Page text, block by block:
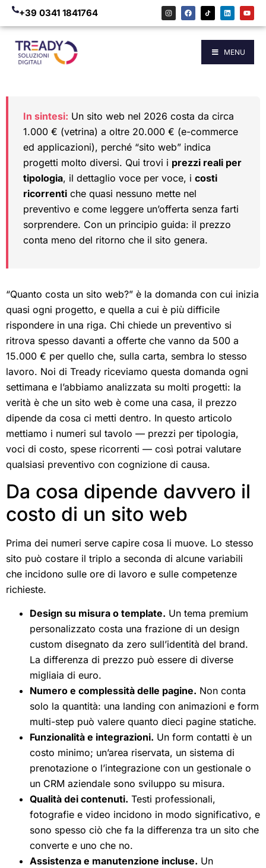
+39 0341 1841764
MENU
In sintesi: Un sito web nel 2026 costa da circa
1.000 € (vetrina) a oltre 20.000 € (e-commerce
ed applicazioni), perché “sito web” indica
progetti molto diversi. Qui trovi i prezzi reali per
tipologia, il dettaglio voce per voce, i costi
ricorrenti che quasi nessuno mette nel
preventivo e come leggere un’offerta senza farti
sorprendere. Con un principio guida: il prezzo
conta meno del ritorno che il sito genera.
“Quanto costa un sito web?” è la domanda con cui inizia
quasi ogni progetto, e quella a cui è più difficile
rispondere in una riga. Chi chiede un preventivo si
ritrova spesso davanti a offerte che vanno da 500 a
15.000 € per quello che, sulla carta, sembra lo stesso
lavoro. Noi di Tready riceviamo questa domanda ogni
settimana e l’abbiamo analizzata su molti progetti: la
verità è che un sito web è come una casa, il prezzo
dipende da cosa ci metti dentro. In questo articolo
mettiamo i numeri sul tavolo — prezzi per tipologia,
voci di costo, spese ricorrenti — così potrai valutare
qualsiasi preventivo con cognizione di causa.
Da cosa dipende davvero il
costo di un sito web
Prima dei numeri serve capire cosa li muove. Lo stesso
sito può costare il triplo a seconda di alcune variabili
che incidono sulle ore di lavoro e sulle competenze
richieste.
Design su misura o template. Un tema premium
personalizzato costa una frazione di un design
custom disegnato da zero sull’identità del brand.
La differenza di prezzo può essere di diverse
migliaia di euro.
Numero e complessità delle pagine. Non conta
solo la quantità: una landing con animazioni e form
multi-step può valere quanto dieci pagine statiche.
Funzionalità e integrazioni. Un form contatti è un
costo minimo; un’area riservata, un sistema di
prenotazione o l’integrazione con un gestionale o
un CRM aziendale sono sviluppo su misura.
Qualità dei contenuti. Testi professionali,
fotografie e video incidono in modo significativo, e
sono spesso ciò che fa la differenza tra un sito che
converte e uno che no.
Assistenza e manutenzione incluse. Un